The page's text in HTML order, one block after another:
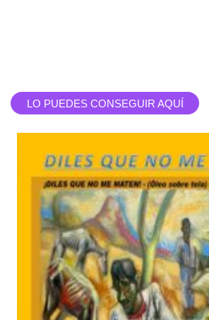
LO PUEDES CONSEGUIR AQUÍ